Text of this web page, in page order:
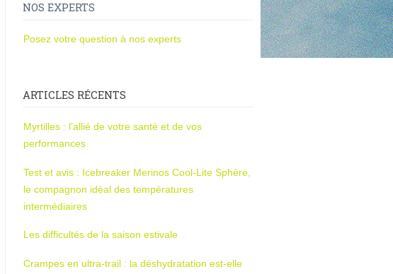
NOS EXPERTS
Posez votre question à nos experts
ARTICLES RÉCENTS
Myrtilles : l’allié de votre santé et de vos
performances
Test et avis : Icebreaker Merinos Cool-Lite Sphère,
le compagnon idéal des températures
intermédiaires
Les difficultés de la saison estivale
Crampes en ultra-trail : la déshydratation est-elle